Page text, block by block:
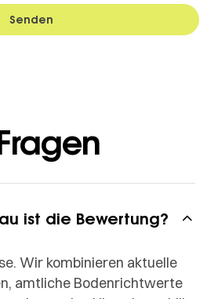
Senden
ist die Bewertung?
Wir kombinieren aktuelle
amtliche Bodenrichtwerte